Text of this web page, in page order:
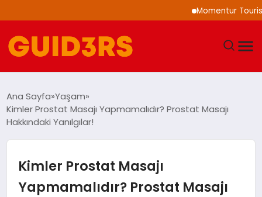
Momentur Tourism &
YAŞAM
Ana Sayfa Yaşam
Kimler Prostat Masajı Yapmamalıdır? Prostat Masajı
Hakkındaki Yanılgılar!
Kimler Prostat Masajı
Yapmamalıdır? Prostat Masajı